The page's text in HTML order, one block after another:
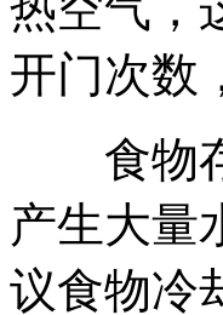
开门次数
食物存
产生大量
议食物冷